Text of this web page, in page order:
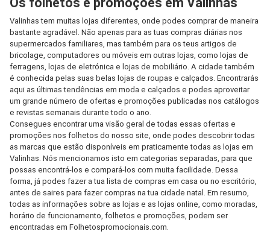
Valinhas tem muitas lojas diferentes, onde podes comprar de maneira
bastante agradável. Não apenas para as tuas compras diárias nos
supermercados familiares, mas também para os teus artigos de
bricolage, computadores ou móveis em outras lojas, como lojas de
ferragens, lojas de eletrónica e lojas de mobiliário. A cidade também
é conhecida pelas suas belas lojas de roupas e calçados. Encontrarás
aqui as últimas tendências em moda e calçados e podes aproveitar
um grande número de ofertas e promoções publicadas nos catálogos
e revistas semanais durante todo o ano.
Consegues encontrar uma visão geral de todas essas ofertas e
promoções nos folhetos do nosso site, onde podes descobrir todas
as marcas que estão disponíveis em praticamente todas as lojas em
Valinhas. Nós mencionamos isto em categorias separadas, para que
possas encontrá-los e compará-los com muita facilidade. Dessa
forma, já podes fazer a tua lista de compras em casa ou no escritório,
antes de saires para fazer compras na tua cidade natal. Em resumo,
todas as informações sobre as lojas e as lojas online, como moradas,
horário de funcionamento, folhetos e promoções, podem ser
encontradas em Folhetospromocionais.com.